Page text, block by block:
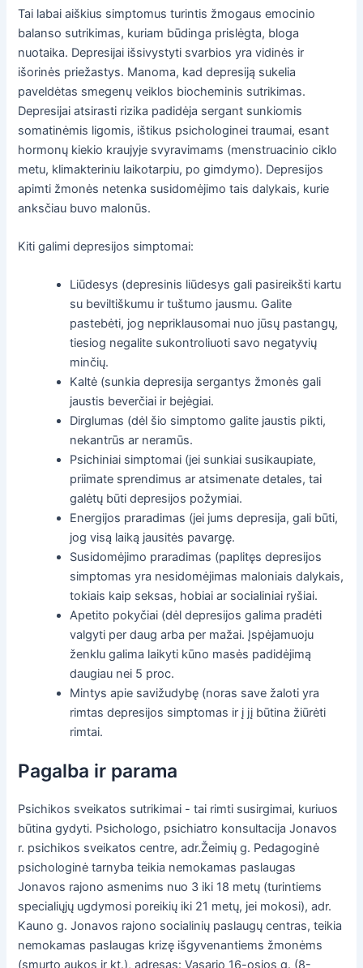
Tai labai aiškius simptomus turintis žmogaus emocinio
balanso sutrikimas, kuriam būdinga prislėgta, bloga
nuotaika. Depresijai išsivystyti svarbios yra vidinės ir
išorinės priežastys. Manoma, kad depresiją sukelia
paveldėtas smegenų veiklos biocheminis sutrikimas.
Depresijai atsirasti rizika padidėja sergant sunkiomis
somatinėmis ligomis, ištikus psichologinei traumai, esant
hormonų kiekio kraujyje svyravimams (menstruacinio ciklo
metu, klimakteriniu laikotarpiu, po gimdymo). Depresijos
apimti žmonės netenka susidomėjimo tais dalykais, kurie
anksčiau buvo malonūs.
Kiti galimi depresijos simptomai:
Liūdesys (depresinis liūdesys gali pasireikšti kartu
su beviltiškumu ir tuštumo jausmu. Galite
pastebėti, jog nepriklausomai nuo jūsų pastangų,
tiesiog negalite sukontroliuoti savo negatyvių
minčių.
Kaltė (sunkia depresija sergantys žmonės gali
jaustis beverčiai ir bejėgiai.
Dirglumas (dėl šio simptomo galite jaustis pikti,
nekantrūs ar neramūs.
Psichiniai simptomai (jei sunkiai susikaupiate,
priimate sprendimus ar atsimenate detales, tai
galėtų būti depresijos požymiai.
Energijos praradimas (jei jums depresija, gali būti,
jog visą laiką jausitės pavargę.
Susidomėjimo praradimas (paplitęs depresijos
simptomas yra nesidomėjimas maloniais dalykais,
tokiais kaip seksas, hobiai ar socialiniai ryšiai.
Apetito pokyčiai (dėl depresijos galima pradėti
valgyti per daug arba per mažai. Įspėjamuoju
ženklu galima laikyti kūno masės padidėjimą
daugiau nei 5 proc.
Mintys apie savižudybę (noras save žaloti yra
rimtas depresijos simptomas ir į jį būtina žiūrėti
rimtai.
Pagalba ir parama
Psichikos sveikatos sutrikimai - tai rimti susirgimai, kuriuos
būtina gydyti. Psichologo, psichiatro konsultacija Jonavos
r. psichikos sveikatos centre, adr.Žeimių g. Pedagoginė
psichologinė tarnyba teikia nemokamas paslaugas
Jonavos rajono asmenims nuo 3 iki 18 metų (turintiems
specialiųjų ugdymosi poreikių iki 21 metų, jei mokosi), adr.
Kauno g. Jonavos rajono socialinių paslaugų centras, teikia
nemokamas paslaugas krizę išgyvenantiems žmonėms
(smurto aukos ir kt.), adresas: Vasario 16-osios g. (8-